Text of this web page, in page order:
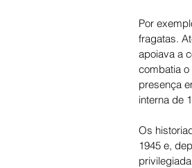
Por
fragatas.
apoiava a
combatia o
presença
interna de
Os
1945 e,